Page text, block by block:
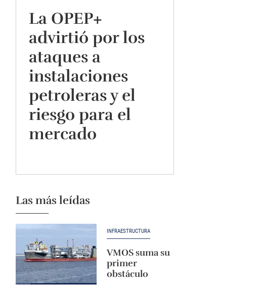
La OPEP+
advirtió por los
ataques a
instalaciones
petroleras y el
riesgo para el
mercado
Las más leídas
INFRAESTRUCTURA
VMOS suma su
primer
obstáculo